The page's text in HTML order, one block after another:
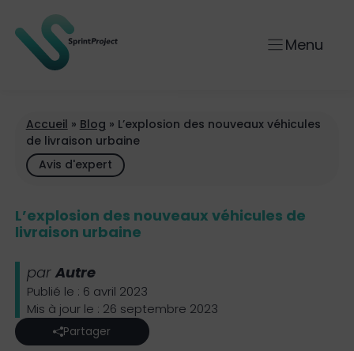
au
contenu
Menu
Accueil » Blog » L’explosion des nouveaux véhicules
de livraison urbaine
Avis d'expert
L’explosion des nouveaux véhicules de
livraison urbaine
par Autre
Publié le : 6 avril 2023
Mis à jour le : 26 septembre 2023
Partager